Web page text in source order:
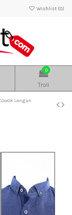
Wishlist (0)
0
Troli
Lengan